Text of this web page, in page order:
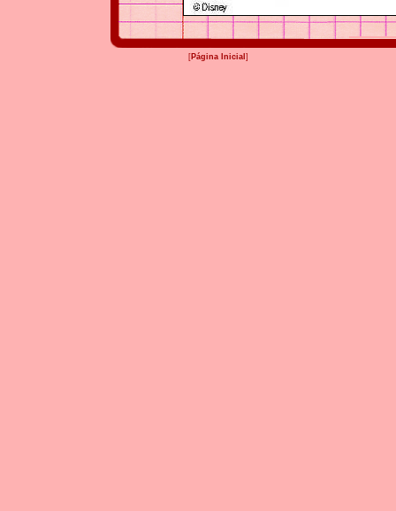
[Página Inicial ]